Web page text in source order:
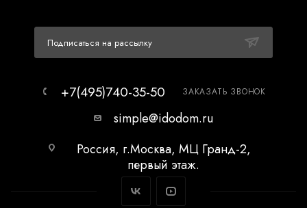
Подписаться на рассылку
+7(495)740-35-50 ЗАКАЗАТЬ ЗВОНОК
simple@idodom.ru
Россия, г.Москва, МЦ Гранд-2,
первый этаж.